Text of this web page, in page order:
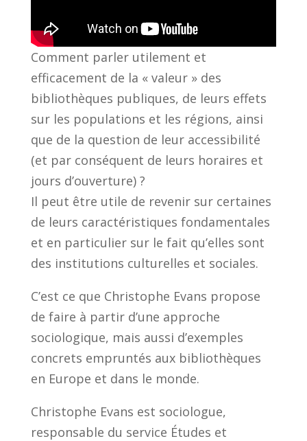
Comment parler utilement et
efficacement de la « valeur » des
bibliothèques publiques, de leurs effets
sur les populations et les régions, ainsi
que de la question de leur accessibilité
(et par conséquent de leurs horaires et
jours d’ouverture) ?
Il peut être utile de revenir sur certaines
de leurs caractéristiques fondamentales
et en particulier sur le fait qu’elles sont
des institutions culturelles et sociales.
C’est ce que Christophe Evans propose
de faire à partir d’une approche
sociologique, mais aussi d’exemples
concrets empruntés aux bibliothèques
en Europe et dans le monde.
Christophe Evans est sociologue,
responsable du service Études et